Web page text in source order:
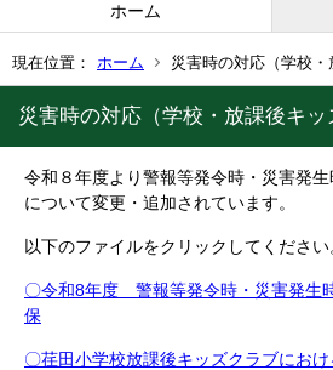
ホーム
現在位置： ホーム 災害時の対応（学校・
災害時の対応（学校・放課後キッ
令和８年度より警報等発令時・災害発
について変更・追加されています。
以下のファイルをクリックしてください
〇令和8年度 警報等発令時・災害発生
保
〇荏田小学校放課後キッズクラブにお